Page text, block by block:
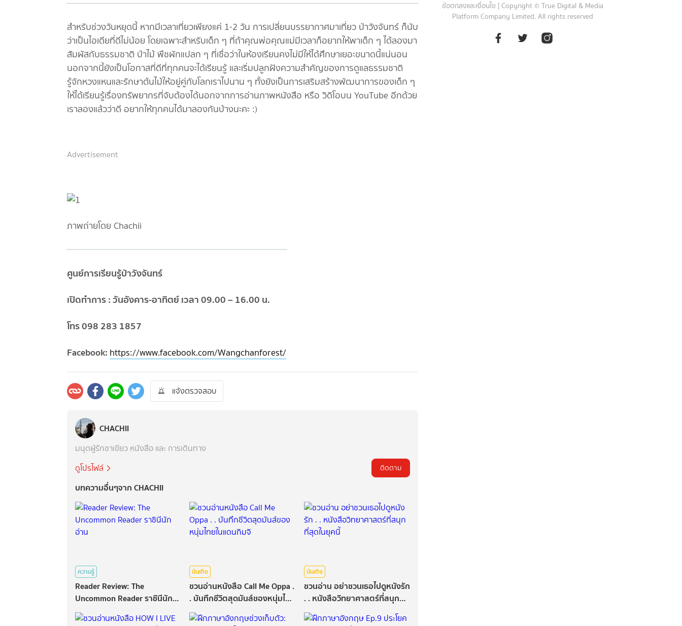
สำหรับช่วงวันหยุดนี้ หากมีเวลาเที่ยวเพียงแค่ 1-2 วัน การเปลี่ยนบรรยากาศมาเที่ยว ป่าวังจันทร์ ก็นับ
ว่าเป็นไอเดียที่ดีไม่น้อย โดยเฉพาะสำหรับเด็ก ๆ ที่ถ้าคุณพ่อคุณแม่มีเวลาก็อยากให้พาเด็ก ๆ ได้ลองมา
สัมผัสกับธรรมชาติ ป่าไม้ พืชผักแปลก ๆ ที่เชื่อว่าในห้องเรียนคงไม่มีให้ได้ศึกษาเยอะขนาดนี้แน่นอน
นอกจากนี้ยังเป็นโอกาสที่ดีที่ทุกคนจะได้เรียนรู้ และเริ่มปลูกฝังความสำคัญของการดูแลธรรมชาติ
รู้จักหวงแหนและรักษาต้นไม้ให้อยู่คู่กับโลกเราไปนาน ๆ ทั้งยังเป็นการเสริมสร้างพัฒนาการของเด็ก ๆ
ให้ได้เรียนรู้เรื่องทรัพยากรที่จับต้องได้นอกจากการอ่านภาพหนังสือ หรือ วิดิโอบน YouTube อีกด้วย
เราลองแล้วว่าดี อยากให้ทุกคนได้มาลองกันบ้างนะคะ :)
Advertisement
ภาพถ่ายโดย Chachii
ศูนย์การเรียนรู้ป่าวังจันทร์
เปิดทำการ : วันอังคาร-อาทิตย์ เวลา 09.00 – 16.00 น.
โทร 098 283 1857
Facebook: https://www.facebook.com/Wangchanforest/
แจ้งตรวจสอบ
CHACHII
มนุดผู้รักชาเขียว หนังสือ และ การเดินทาง
ดูโปรไฟล์
ติดตาม
บทความอื่นๆจาก CHACHII
ความรู้
Reader Review: The
Uncommon Reader ราชินีนัก
อ่าน
บันเทิง
ชวนอ่านหนังสือ Call Me Oppa .
. บันทึกชีวิตสุดมันส์ของหนุ่มไทย
ในแดนกิมจิ
บันเทิง
ชวนอ่าน อย่าชวนเธอไปดูหนังรัก
. . หนังสือวิทยาศาสตร์ที่สนุก
ที่สุดในยุคนี้
ข้อตกลงและเงื่อนไข | Copyright © True Digital & Media
Platform Company Limited. All rights reserved